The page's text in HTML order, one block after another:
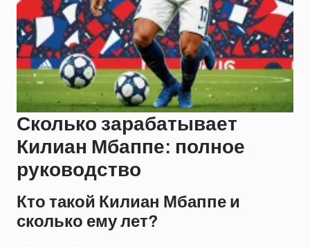
Сколько зарабатывает
Килиан Мбаппе: полное
руководство
Кто такой Килиан Мбаппе и
сколько ему лет?